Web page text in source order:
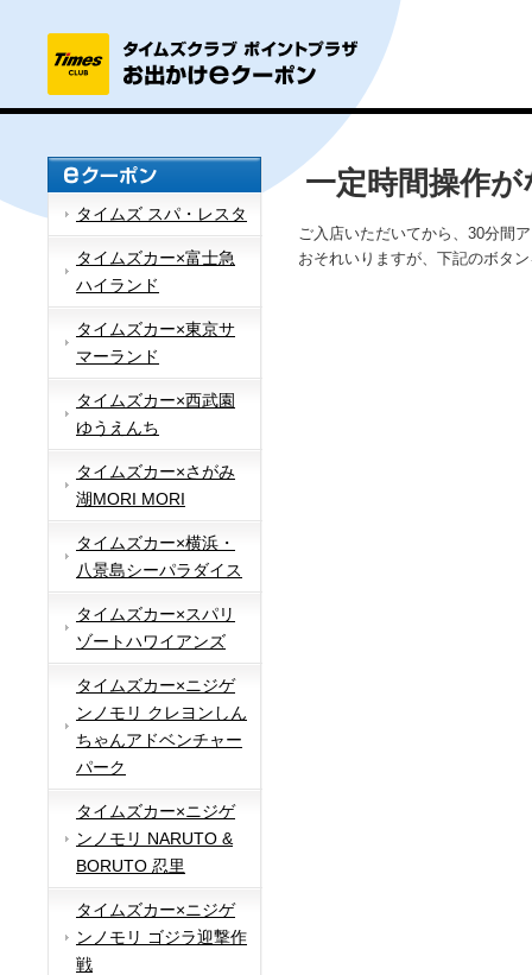
タイムズ スパ・レスタ
タイムズカー×富士急
ハイランド
タイムズカー×東京サ
マーランド
タイムズカー×西武園
ゆうえんち
タイムズカー×さがみ
湖MORI MORI
タイムズカー×横浜・
八景島シーパラダイス
タイムズカー×スパリ
ゾートハワイアンズ
タイムズカー×ニジゲ
ンノモリ クレヨンしん
ちゃんアドベンチャー
パーク
タイムズカー×ニジゲ
ンノモリ NARUTO &
BORUTO 忍里
タイムズカー×ニジゲ
ンノモリ ゴジラ迎撃作
戦
一定時間操作
ご入店いただいてから、30分間
おそれいりますが、下記のボタ